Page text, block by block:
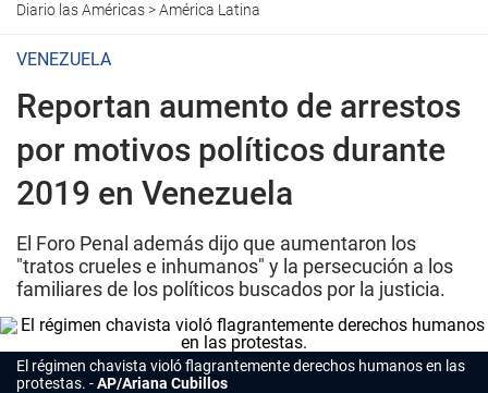
Diario las Américas>América Latina
VENEZUELA
Reportan aumento de arrestos
por motivos políticos durante
2019 en Venezuela
El Foro Penal además dijo que aumentaron los
"tratos crueles e inhumanos" y la persecución a los
familiares de los políticos buscados por la justicia.
El régimen chavista violó flagrantemente derechos humanos en las
protestas.
AP/Ariana Cubillos